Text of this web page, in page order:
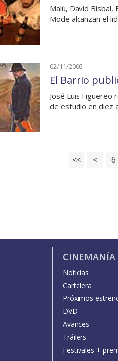
Malú, David Bisbal,
Mode alcanzan el
02/11/2006
El Barrio
José Luis Figuereo
de estudio en diez
<< < 6
CINEMANÍA
Noticias
Cartelera
Próximos
DVD
Avances
Tráilers
Festivales +